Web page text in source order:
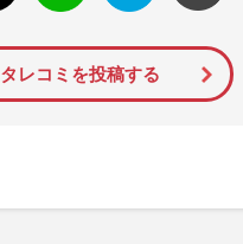
マーク
タレコミを投稿する